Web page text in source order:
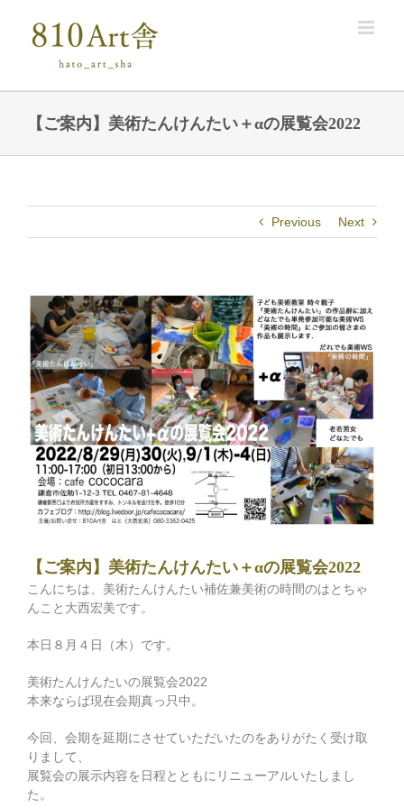
content
【ご案内】美術たんけんたい＋αの展覧会2022
Previous Next
View
Larger
Image
【ご案内】美術たんけんたい＋αの展覧会2022
こんにちは、美術たんけんたい補佐兼美術の時間のはとちゃ
んこと大西宏美です。
本日８月４日（木）です。
美術たんけんたいの展覧会2022
本来ならば現在会期真っ只中。
今回、会期を延期にさせていただいたのをありがたく受け取
りまして、
展覧会の展示内容を日程とともにリニューアルいたしまし
た。